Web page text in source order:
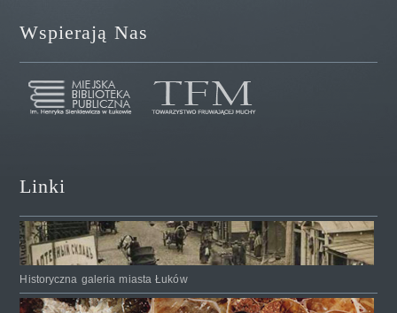
Wspierają Nas
Linki
Historyczna galeria miasta Łuków